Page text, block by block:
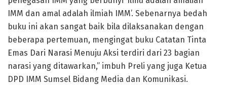
IMM dan amal adalah ilmiah IMM’. Sebenarnya bedah
buku ini akan sangat baik bila dilaksanakan dengan
beberapa pertemuan, mengingat buku Catatan Tinta
Emas Dari Narasi Menuju Aksi terdiri dari 23 bagian
narasi yang ditawarkan,” imbuh Preli yang juga Ketua
DPD IMM Sumsel Bidang Media dan Komunikasi.